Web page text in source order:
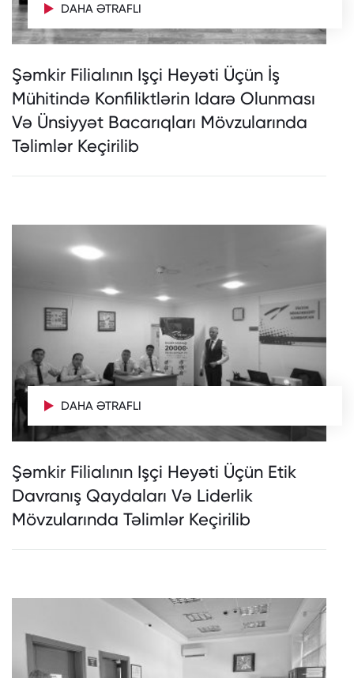
DAHA ƏTRAFLI
Şəmkir Filialının Işçi Heyəti Üçün İş
Mühitində Konfiliktlərin Idarə Olunması
Və Ünsiyyət Bacarıqları Mövzularında
Təlimlər Keçirilib
DAHA ƏTRAFLI
Şəmkir Filialının Işçi Heyəti Üçün Etik
Davranış Qaydaları Və Liderlik
Mövzularında Təlimlər Keçirilib